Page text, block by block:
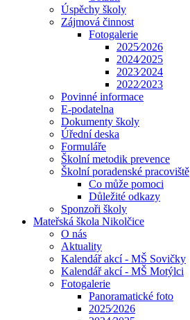
Úspěchy školy
Zájmová činnost
Fotogalerie
2025⁄2026
2024⁄2025
2023⁄2024
2022⁄2023
Povinné informace
E-podatelna
Dokumenty školy
Úřední deska
Formuláře
Školní metodik prevence
Školní poradenské pracoviště
Co může pomoci
Důležité odkazy
Sponzoři školy
Mateřská škola Nikolčice
O nás
Aktuality
Kalendář akcí - MŠ Sovičky
Kalendář akcí - MŠ Motýlci
Fotogalerie
Panoramatické foto
2025⁄2026